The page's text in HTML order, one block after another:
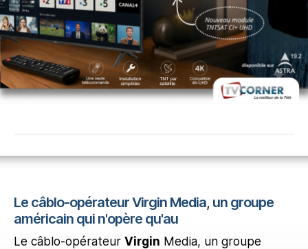
Le câblo-opérateur Virgin Media, un groupe
américain qui n'opère qu'au
Le câblo-opérateur Virgin Media, un groupe